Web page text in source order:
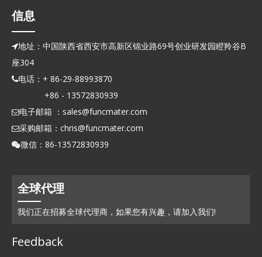
信息
地址：中国陕西省西安市高新区锦业路69号创业研发园瞪羚谷B
座304
电话：+ 86-29-88993870
+86 - 13572830939
电子邮箱 ： sales@funcmater.com
采购邮箱： chris@funcmater.com
微信：86-13572830939
全球代理
我们正在招募全球代理商，如果您有兴趣，请加入我们!
Feedback